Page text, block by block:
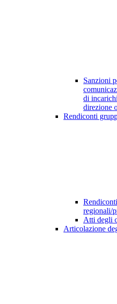
Sanzioni
di
direzione
Rendiconti
regionali/
Atti degli
Articolazione